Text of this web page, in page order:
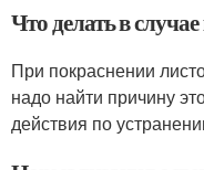
Что делать в
При покраснении
надо найти причину
действия по